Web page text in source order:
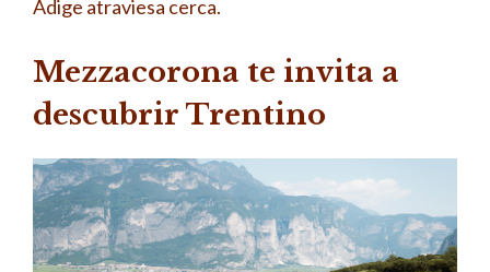
Adige atraviesa cerca.
Mezzacorona te invita a
descubrir Trentino